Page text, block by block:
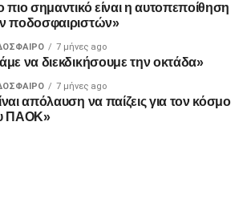
ένα ματς του ΠΑΟΚ τη φετινή
μετά τα σημαντικά γκολ του κόντρα σε
πιο σημαντικό είναι η αυτοπεποίθηση
ποδοσφαιριστών»
7 μήνες ago
να διεκδικήσουμε την οκτάδα»
7 μήνες ago
απόλαυση να παίζεις για τον κόσμο
ΠΑΟΚ»